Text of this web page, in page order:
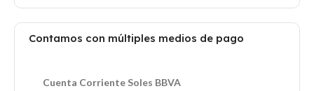
Contamos con múltiples medios de pago
Cuenta Corriente Soles BBVA